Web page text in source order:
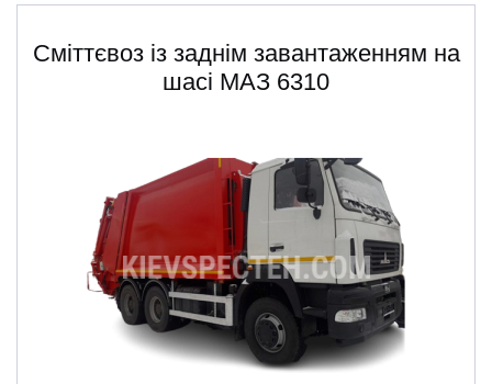
Сміттєвоз із заднім завантаженням на
шасі МАЗ 6310